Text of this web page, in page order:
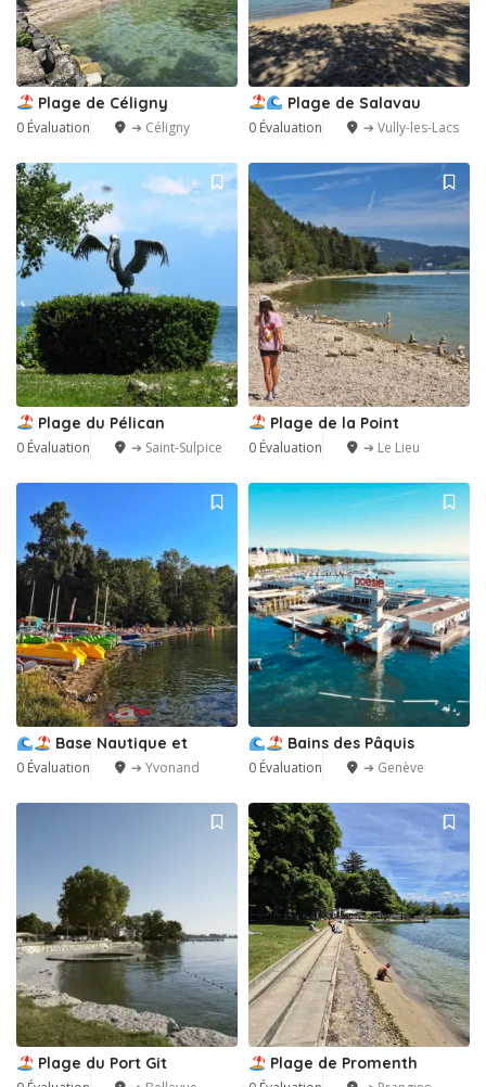
Plage de Céligny
0 Évaluation ➔ Céligny
Plage de Salavau
0 Évaluation ➔ Vully-les-Lacs
Plage du Pélican
0 Évaluation ➔ Saint-Sulpice
Plage de la Point
0 Évaluation ➔ Le Lieu
Base Nautique et
0 Évaluation ➔ Yvonand
Bains des Pâquis
0 Évaluation ➔ Genève
Plage du Port Git Plage de Promenth